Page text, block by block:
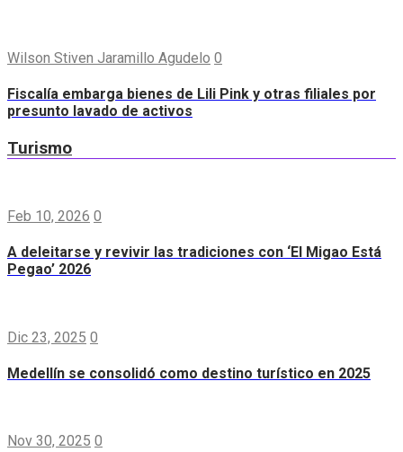
Wilson Stiven Jaramillo Agudelo 0
Fiscalía embarga bienes de Lili Pink y otras filiales por
presunto lavado de activos
Turismo
Feb 10, 2026 0
A deleitarse y revivir las tradiciones con ‘El Migao Está
Pegao’ 2026
Dic 23, 2025 0
Medellín se consolidó como destino turístico en 2025
Nov 30, 2025 0